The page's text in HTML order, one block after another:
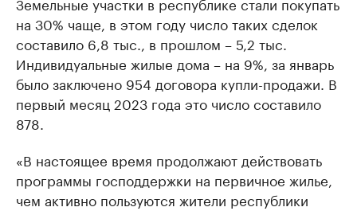
на 30% чаще, в этом году число таких сделок
составило 6,8 тыс., в прошлом – 5,2 тыс.
Индивидуальные жилые дома – на 9%, за январь
было заключено 954 договора купли-продажи. В
первый месяц 2023 года это число составило
878.
«В настоящее время продолжают действовать
программы господдержки на первичное жилье,
чем активно пользуются жители республики